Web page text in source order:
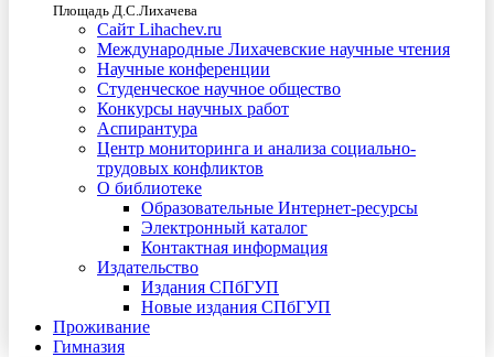
Площадь Д.С.Лихачева
Сайт Lihachev.ru
Международные Лихачевские научные чтения
Научные конференции
Студенческое научное общество
Конкурсы научных работ
Аспирантура
Центр мониторинга и анализа социально-
трудовых конфликтов
О библиотеке
Образовательные Интернет-ресурсы
Электронный каталог
Контактная информация
Издательство
Издания СПбГУП
Новые издания СПбГУП
Проживание
Гимназия